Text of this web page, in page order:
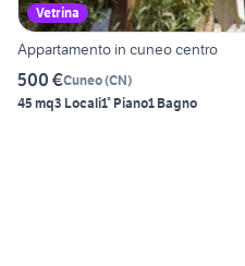
Vetrina
Appartamento in cuneo centro
500 €Cuneo(CN)
45 mq3 Locali1° Piano1 Bagno